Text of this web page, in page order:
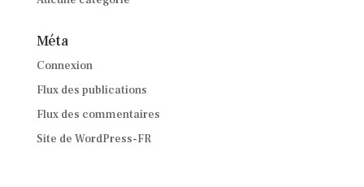
Méta
Connexion
Flux des publications
Flux des commentaires
Site de WordPress-FR